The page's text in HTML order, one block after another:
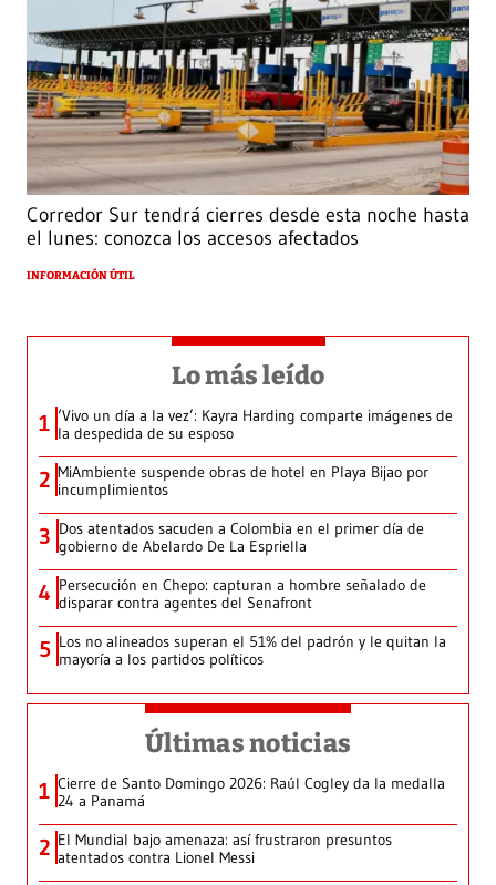
Corredor Sur tendrá cierres desde esta noche hasta
el lunes: conozca los accesos afectados
INFORMACIÓN ÚTIL
Lo más leído
1 ‘Vivo un día a la vez’: Kayra Harding comparte imágenes de
la despedida de su esposo
2 MiAmbiente suspende obras de hotel en Playa Bijao por
incumplimientos
3 Dos atentados sacuden a Colombia en el primer día de
gobierno de Abelardo De La Espriella
4 Persecución en Chepo: capturan a hombre señalado de
disparar contra agentes del Senafront
5 Los no alineados superan el 51% del padrón y le quitan la
mayoría a los partidos políticos
Últimas noticias
1 Cierre de Santo Domingo 2026: Raúl Cogley da la medalla
24 a Panamá
2 El Mundial bajo amenaza: así frustraron presuntos
atentados contra Lionel Messi